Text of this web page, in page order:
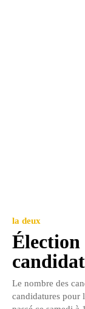
la deux
Élection
Le nombre des
candidatures pour